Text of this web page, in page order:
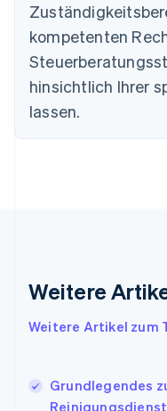
kompetenten
hinsichtlich Ihrer
lassen.
Weitere
Weitere Artikel zum
Grundlegendes
Deutschland
DeutschEnglish
Estland
English
Festlandchina
简体中文
EnglishSvenska
English
English
Japan
日本語